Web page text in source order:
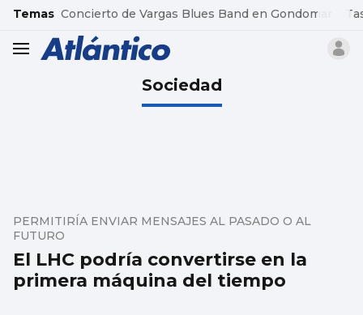
common.go-to-content
Temas Concierto de Vargas Blues Band en Gondomar
header.menu.open
Sociedad
El LHC podría convertirse en la
primera máquina del tiempo
PERMITIRÍA ENVIAR MENSAJES AL PASADO O AL
FUTURO